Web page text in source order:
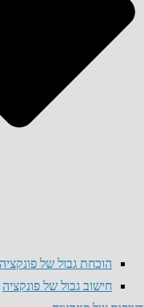
הוכחת גבול של
חישוב גבול של פונקציה